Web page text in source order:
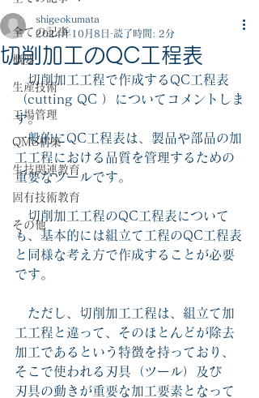
全ての記事
概要
生産技術
工場管理
QMS構築
生技関連教育
固有技術教育
その他
切削加工のQC工程表
shigeokumata
2024年10月8日
読了時間: 2分
切削加工工程で作成するQC工程表
（cutting QC ）についてコメントしま
す。
一般的にQC工程表は、製品や部品の加
工工程における品質を管理するための
重要なツールです。
切削加工工程のQC工程表について
も、基本的には組立て工程のQC工程表
と同様な考え方で作成することが必要
です。
ただし、切削加工工程は、組立て加
工工程と違って、そのほとんどが除去
加工であるという特徴を持っており、
そこで使われる刃具（ツール）及び
刃具の動きが重要な加工要素となって